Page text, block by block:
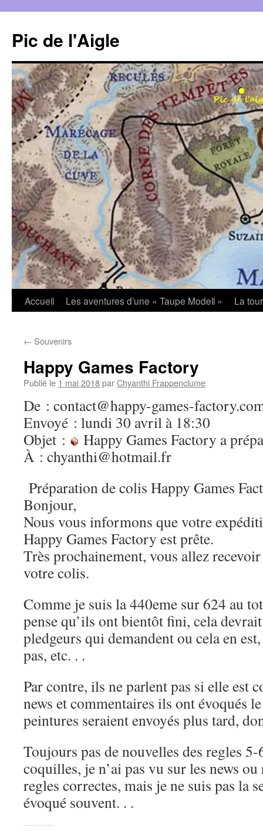
contenu
Pic de l'Aigle
Accueil Les aventures d’une « Taupe Modell » La
← Souvenirs
Happy Games Factory
Publié le 1 mai 2018parChyanthi Frappenclume
De : contact@happy-games-
Envoyé : lundi 30 avril à 18:30
Objet :
Happy Games Factory a
À : chyanthi@hotmail.fr
Préparation de colis Happy Games
Bonjour,
Nous vous informons que votre
Happy Games Factory est prête.
Très prochainement, vous allez
votre colis.
Comme je suis la 440eme sur 624 au
pense qu’ils ont bientôt fini, cela
pledgeurs qui demandent ou cela en
pas, etc. . .
Par contre, ils ne parlent pas si elle est
news et commentaires ils ont évoqués
peintures seraient envoyés plus tard,
Toujours pas de nouvelles des regles
coquilles, je n’ai pas vu sur les news
regles correctes, mais je ne suis pas la
évoqué souvent. . .